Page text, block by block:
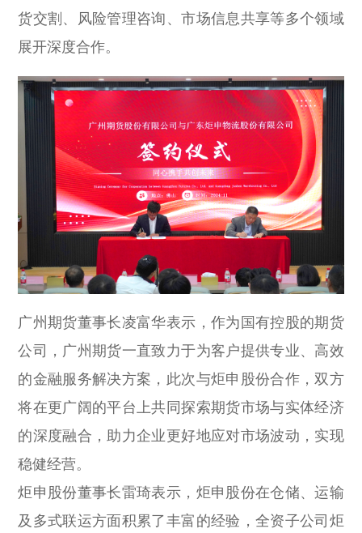
货交割、风险管理咨询、市场信息共享等多个领域
展开深度合作。
广州期货董事长凌富华表示，作为国有控股的期货
公司，广州期货一直致力于为客户提供专业、高效
的金融服务解决方案，此次与炬申股份合作，双方
将在更广阔的平台上共同探索期货市场与实体经济
的深度融合，助力企业更好地应对市场波动，实现
稳健经营。
炬申股份董事长雷琦表示，炬申股份在仓储、运输
及多式联运方面积累了丰富的经验，全资子公司炬